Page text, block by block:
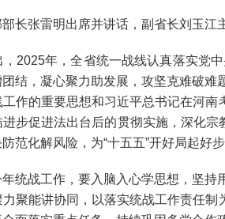
张雷明出席并讲话，副省长刘玉江主
年，全省统一战线认真落实党中
结，凝心聚力助发展，攻坚克难破
作的重要思想和习近平总书记在河
步促进法出台后的贯彻实施，深化
范化解风险，为“十五五”开好局起
战工作，要入脑入心学思想，坚持
聚能讲协同，以落实统战工作责任